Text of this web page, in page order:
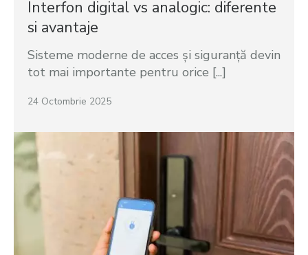
Interfon digital vs analogic: diferente
si avantaje
Sisteme moderne de acces și siguranță devin
tot mai importante pentru orice [...]
24 Octombrie 2025